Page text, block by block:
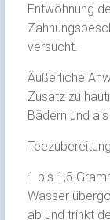
Entwöhnung
versucht.
Äußerliche
Zusatz zu
Bädern und als
1 bis 1,5
Wasser
ab und trinkt